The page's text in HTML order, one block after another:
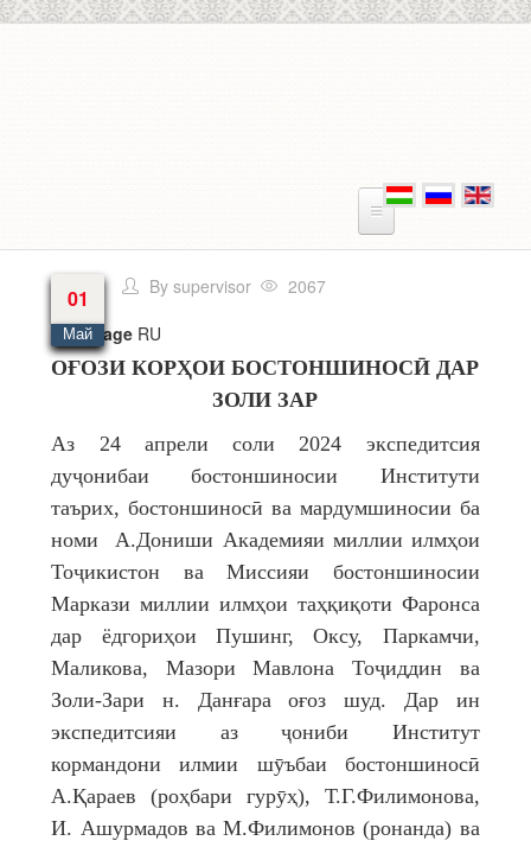
01
Май
Bysupervisor
2067
Language RU
ОҒОЗИ КОРҲОИ БОСТОНШИНОСӢ ДАР
ЗОЛИ ЗАР
Аз 24 апрели соли 2024 экспедитсия
дуҷонибаи бостоншиносии Институти
таърих, бостоншиносӣ ва мардумшиносии ба
номи А.Дониши Академияи миллии илмҳои
Тоҷикистон ва Миссияи бостоншиносии
Маркази миллии илмҳои таҳқиқоти Фаронса
дар ёдгориҳои Пушинг, Оксу, Паркамчи,
Маликова, Мазори Мавлона Тоҷиддин ва
Золи-Зари н. Данғара оғоз шуд. Дар ин
экспедитсияи аз ҷониби Институт
кормандони илмии шӯъбаи бостоншиносӣ
А.Қараев (роҳбари гурӯҳ), Т.Г.Филимонова,
И. Ашурмадов ва М.Филимонов (ронанда) ва